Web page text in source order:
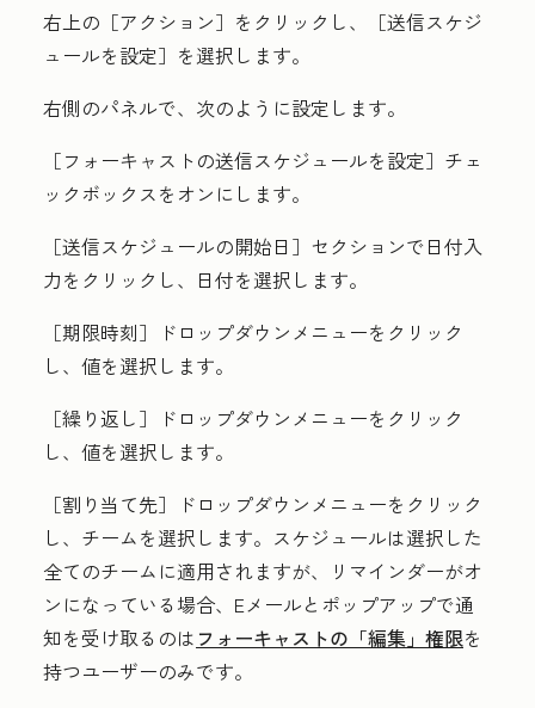
右上の［アクション］ をクリックし、［送信スケジ
ュールを設定］ を選択します。
右側のパネルで、次のように設定します。
［フォーキャストの送信スケジュールを設定］ チェ
ックボックスをオンにします。
［送信スケジュールの開始日］ セクションで日付入
力をクリックし、 日付を選択します。
［期限時刻］
ドロップダウンメニューをクリック
し、 値を選択します。
［繰り返し］
ドロップダウンメニューをクリック
し、 値を選択します。
［割り当て先］
ドロップダウンメニューをクリック
し、 チームを選択します。スケジュールは選択した
全てのチームに適用されますが、リマインダーがオ
ンになっている場合、Eメールとポップアップで通
知を受け取るのは フォーキャストの「編集」 権限を
持つユーザーのみです。